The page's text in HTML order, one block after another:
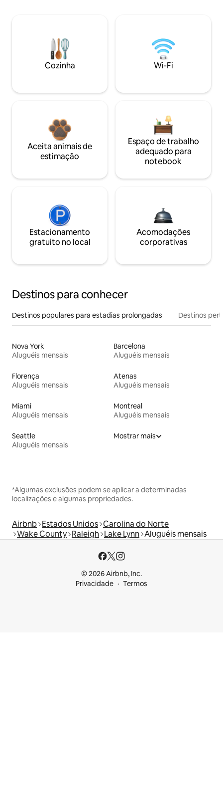
Cozinha Wi-Fi
Aceita animais de
estimação
Espaço de trabalho
adequado para
notebook
Estacionamento
gratuito no local
Acomodações
corporativas
Destinos para conhecer
Destinos populares para estadias prolongadas Destinos
Nova York
Aluguéis mensais
Barcelona
Aluguéis mensais
Florença
Aluguéis mensais
Atenas
Aluguéis mensais
Miami
Aluguéis mensais
Montreal
Aluguéis mensais
Seattle
Aluguéis mensais
Mostrar mais
*Algumas exclusões podem se aplicar a determinadas
localizações e algumas propriedades.
Airbnb Estados Unidos Carolina do Norte
Wake County Raleigh Lake Lynn Aluguéis mensais
© 2026 Airbnb, Inc.
Privacidade
Termos